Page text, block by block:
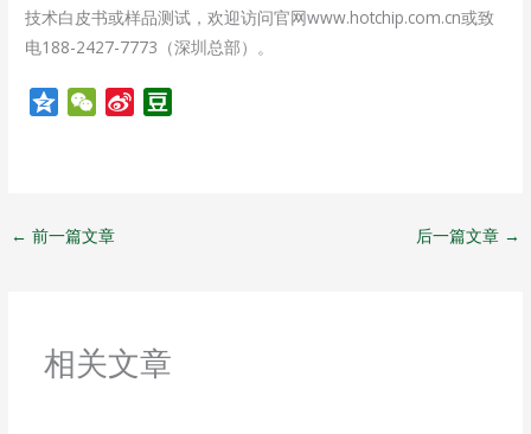
技术白皮书或样品测试，欢迎访问官网www.hotchip.com.cn或致
电188-2427-7773（深圳总部）。
Q
W
t
← 前一篇文章 后一篇文章 →
相关文章